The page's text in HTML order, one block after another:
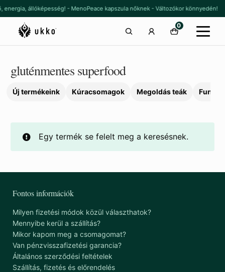
Ugrás
a
navigációhoz
Kilépés
a
tartalomba
energia, állóképesség! - MenoPeace kapszula nőknek - Változókor könnyedén!
0
Egy termék se felelt meg a keresésnek.
gluténmentes superfood
Új termékeink Kúracsomagok Megoldás teák
Fontos információk
Milyen fizetési módok közül választhatok?
Mennyibe kerül a szállítás?
Mikor kapom meg a csomagomat?
Van pénzvisszafizetési garancia?
Általános szerződési feltételek
Szállítás, fizetés és előrendelés